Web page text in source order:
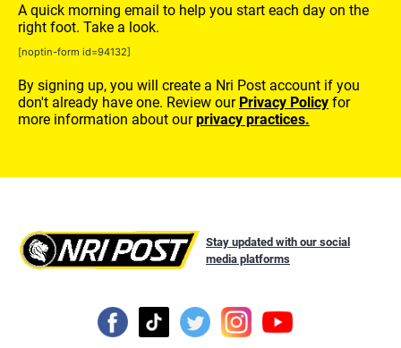
A quick morning email to help you start each day on the
right foot. Take a look.
[noptin-form id=94132]
By signing up, you will create a Nri Post account if you
don't already have one. Review our Privacy Policy for
more information about ourprivacy practices.
Stay updated with our social
media platforms